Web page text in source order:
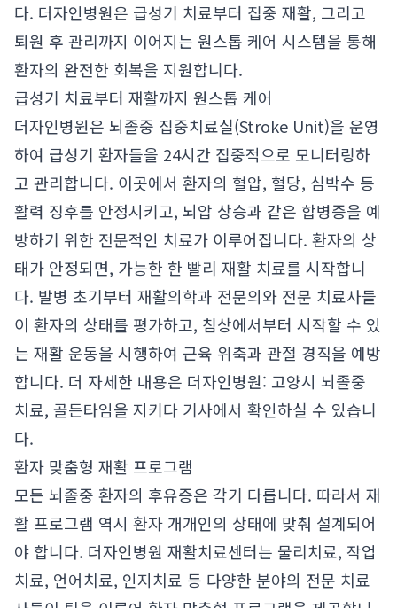
다. 더자인병원은 급성기 치료부터 집중 재활, 그리고
퇴원 후 관리까지 이어지는 원스톱 케어 시스템을 통해
환자의 완전한 회복을 지원합니다.
급성기 치료부터 재활까지 원스톱 케어
더자인병원은 뇌졸중 집중치료실(Stroke Unit)을 운영
하여 급성기 환자들을 24시간 집중적으로 모니터링하
고 관리합니다. 이곳에서 환자의 혈압, 혈당, 심박수 등
활력 징후를 안정시키고, 뇌압 상승과 같은 합병증을 예
방하기 위한 전문적인 치료가 이루어집니다. 환자의 상
태가 안정되면, 가능한 한 빨리 재활 치료를 시작합니
다. 발병 초기부터 재활의학과 전문의와 전문 치료사들
이 환자의 상태를 평가하고, 침상에서부터 시작할 수 있
는 재활 운동을 시행하여 근육 위축과 관절 경직을 예방
합니다. 더 자세한 내용은 더자인병원: 고양시 뇌졸중
치료, 골든타임을 지키다 기사에서 확인하실 수 있습니
다.
환자 맞춤형 재활 프로그램
모든 뇌졸중 환자의 후유증은 각기 다릅니다. 따라서 재
활 프로그램 역시 환자 개개인의 상태에 맞춰 설계되어
야 합니다. 더자인병원 재활치료센터는 물리치료, 작업
치료, 언어치료, 인지치료 등 다양한 분야의 전문 치료